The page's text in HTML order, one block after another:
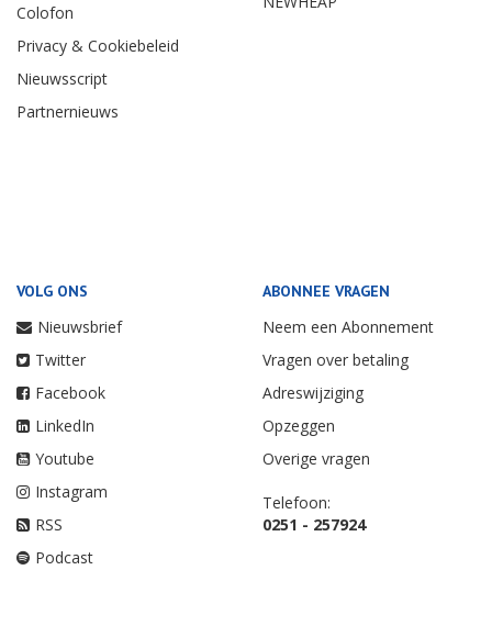
Colofon
Privacy & Cookiebeleid
Nieuwsscript
Partnernieuws
VOLG ONS
Nieuwsbrief
Twitter
Facebook
LinkedIn
Youtube
Instagram
RSS
Podcast
ABONNEE VRAGEN
Neem een Abonnement
Vragen over betaling
Adreswijziging
Opzeggen
Overige vragen
Telefoon:
0251 - 257924